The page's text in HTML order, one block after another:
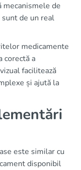
mecanismele de
de un real
medicamente
corectă a
facilitează
și ajută la
este similar cu
disponibil